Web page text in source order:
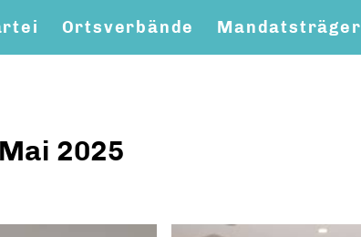
Ortsverbände Mandatsträger
2025